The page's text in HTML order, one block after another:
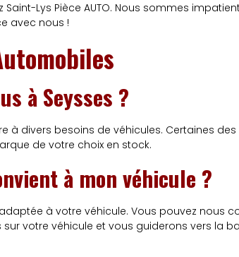
Lys Pièce AUTO. Nous sommes
avec nous !
à Seysses ?
divers besoins de véhicules. Certaines
de votre choix en stock.
à mon véhicule ?
à votre véhicule. Vous pouvez nous
votre véhicule et vous guiderons vers la